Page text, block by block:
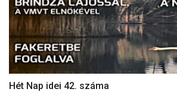
Hét Nap idei 42. száma